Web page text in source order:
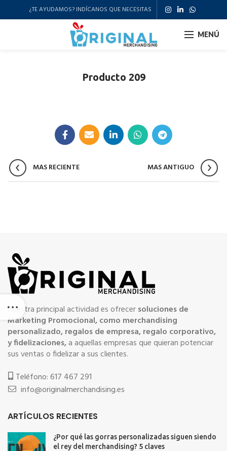
¿TE AYUDAMOS? INDÍCANOS QUE NECESITAS
MENÚ
Producto 209
MAS RECIENTE MAS ANTIGUO
Nuestra principal actividad es ofrecersoluciones de
Marketing Promocional, como merchandising
personalizado, regalos de empresa, regalo corporativo,
y fidelizaciones,a aquellas empresas que quieran potenciar
sus ventas o fidelizar a sus clientes.
Teléfono: 617 467 291
info@originalmerchandising.es
ARTÍCULOS RECIENTES
¿Por qué las gorras personalizadas siguen siendo
el rey del merchandising? 5 claves